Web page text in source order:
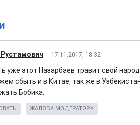
Рустамович 17.11.2017, 18:32
уже этот Назарбаев травит свой
сбыть и в Китае, так же в
Бобика.
ЖАЛОБА МОДЕРАТОРУ